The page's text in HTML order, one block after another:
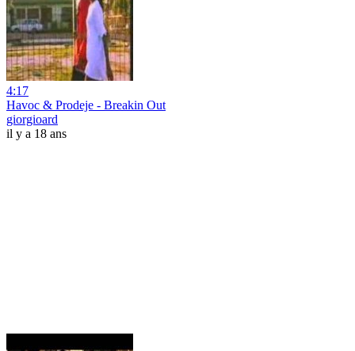
4:17
Havoc & Prodeje - Breakin Out
giorgioard
il y a 18 ans